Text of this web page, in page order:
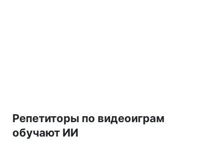
Репетиторы по видеоиграм
обучают ИИ